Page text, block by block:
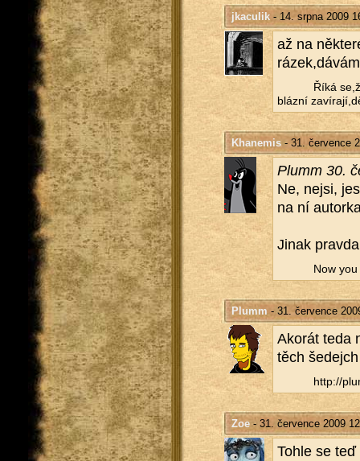
jkaculik- 14. srpna 2009
až na
Říká
bláz­ní
Khanemis- 31. července
Plumm 30.
Ne, nejsi,
na ní
Jinak
Now
Plumm - 31. července
Ako­rát teda
těch
http://​
Zoe- 31. července 2009
Tohle se